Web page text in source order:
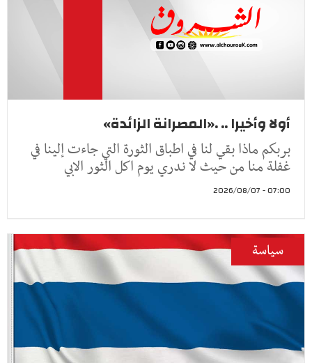
أولا وأخيرا .. .«المصرانة الزائدة»
بربكم ماذا بقي لنا في اطباق الثورة التي جاءت إلينا في
غفلة منا من حيث لا ندري يوم اكل الثور الابي
07:00 - 2026/08/07
سياسة